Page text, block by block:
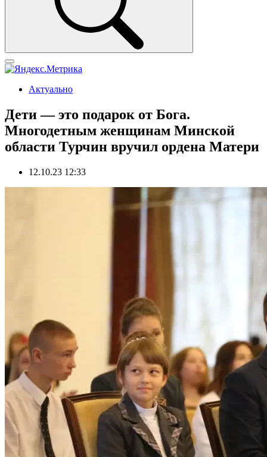
Актуально
Дети — это подарок от Бога.
Многодетным женщинам Минской
области Турчин вручил ордена Матери
12.10.23 12:33